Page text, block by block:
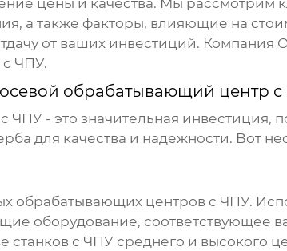
цены и качества. Мы рассмотрим
а также факторы, влияющие на
от ваших инвестиций.
с ЧПУ.
обрабатывающий центр
- это значительная инвестиция,
для качества и надежности. Вот
обрабатывающих центров с ЧПУ.
оборудование, соответствующее
с ЧПУ среднего и высокого